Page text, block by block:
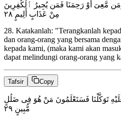
مَّعِىَ أَوْ رَحِمَنَا فَمَن يُجِيرُ ٱلْكَٰفِرِينَ
مِنْ عَذَابٍ أَلِيمٍ ٢٨
28. Katakanlah: "Terangkanlah
dan orang-orang yang bersama
kepada kami, (maka kami akan
dapat melindungi orang-orang yang
Tafsir Copy
تَوَكَّلْنَا فَسَتَعْلَمُونَ مَنْ هُوَ فِى ضَلَٰلٍ
مُّبِينٍ ٢٩